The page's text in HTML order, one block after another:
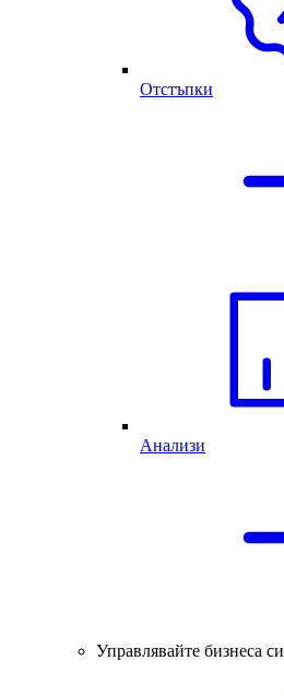
Отстъпки
Анализи
Управлявайте бизнеса си